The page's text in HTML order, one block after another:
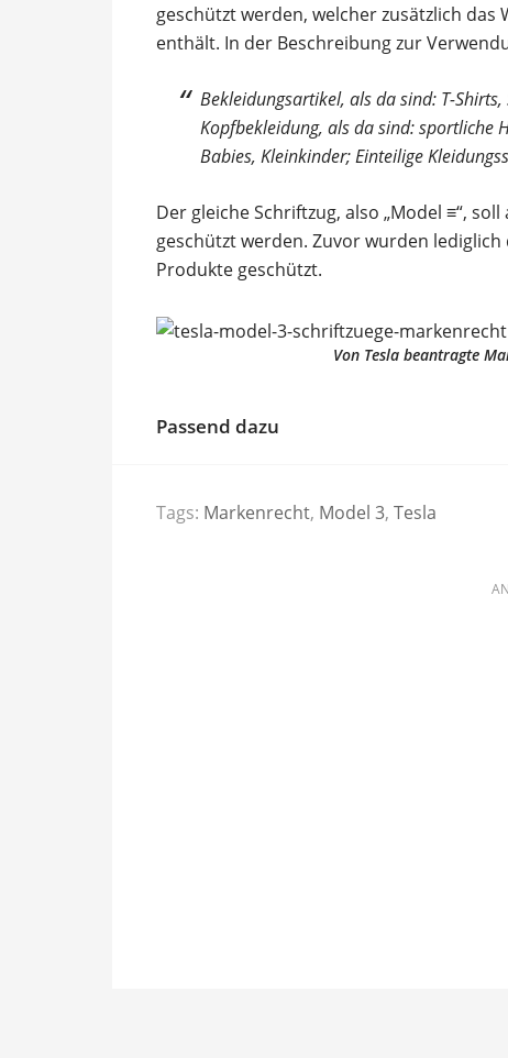
geschützt werden, welcher zusätzlich
enthält. In der Beschreibung zur
Bekleidungsartikel, als da sind: T-
Kopfbekleidung, als da sind: sportliche
Babies, Kleinkinder; Einteilige
Der gleiche Schriftzug, also „Model ≡“,
geschützt werden. Zuvor wurden
Produkte geschützt.
Von Tesla beantragte
Passend dazu
Tags: Markenrecht, Model 3, Tesla